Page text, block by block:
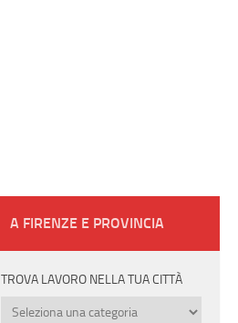
A FIRENZE E PROVINCIA
TROVA LAVORO NELLA TUA CITTÀ
Trova